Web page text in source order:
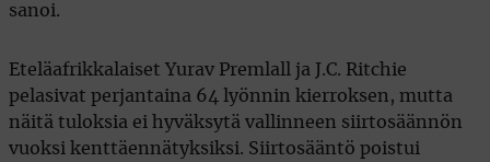
sanoi.
Eteläafrikkalaiset Yurav Premlall ja J.C. Ritchie
pelasivat perjantaina 64 lyönnin kierroksen, mutta
näitä tuloksia ei hyväksytä vallinneen siirtosäännön
vuoksi kenttäennätyksiksi. Siirtosääntö poistui